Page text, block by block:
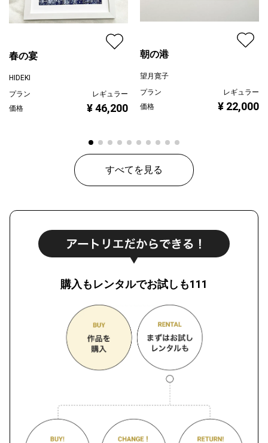
春の宴
HIDEKI
プラン
レギュラー
価格
¥ 46,200
朝の港
望月寛子
プラン
レギュラー
価格
¥ 22,000
すべてを見る
購入もレンタルでお試しも111